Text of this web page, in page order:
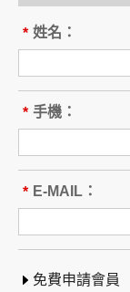
* 姓名：
* 手機：
* E-MAIL：
免費申請會員